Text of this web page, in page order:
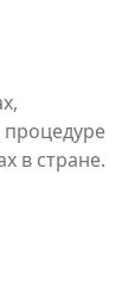
процедуре
в стране.